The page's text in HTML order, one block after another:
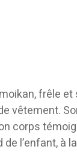
frêle
vêtement.
corps
l’enfant, à